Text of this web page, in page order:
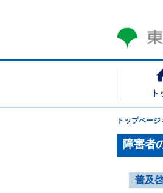
ト
トップページ
障害者
普及